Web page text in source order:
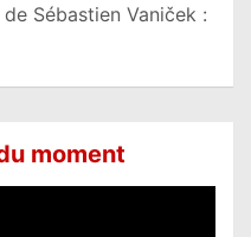
de Sébastien Vaniček :
moment